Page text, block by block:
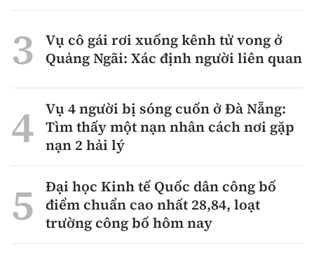
Vụ cô gái rơi xuống kênh tử vong ở
Quảng Ngãi: Xác định người liên quan
Vụ 4 người bị sóng cuốn ở Đà Nẵng:
Tìm thấy một nạn nhân cách nơi gặp
nạn 2 hải lý
Đại học Kinh tế Quốc dân công bố
điểm chuẩn cao nhất 28,84, loạt
trường công bố hôm nay